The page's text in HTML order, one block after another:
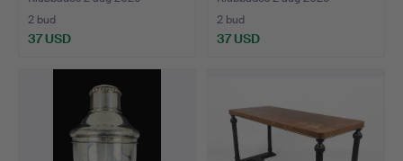
2 bud
37 USD
2 bud
37 USD